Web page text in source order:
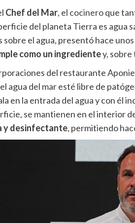
Chef del Mar, el cocineroque
del planeta Tierra es agua
el agua, presentó hace unos
como un ingredientey, sobre
del restaurante
agua del mar esté libre de
en la entrada del agua y con él
se mantienen en el interior
y desinfectante, permitiendo